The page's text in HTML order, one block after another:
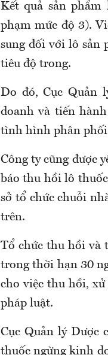
Kết quả sản
phạm mức độ 3).
sung đối với lô sản
tiêu độ trong.
Do đó, Cục Quản
doanh và tiến
tình hình phân phối
Công ty cũng được
báo thu hồi lô
sở tổ chức chuỗi
trên.
Tổ chức thu hồi và
trong thời hạn 30
cho việc thu hồi,
pháp luật.
Cục Quản lý Dược
thuốc ngừng kinh